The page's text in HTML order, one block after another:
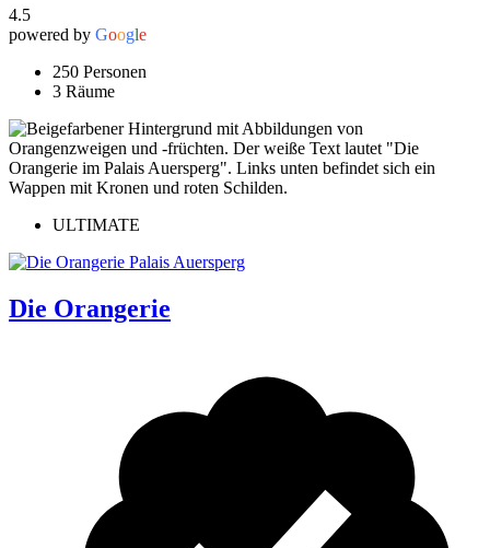
4.5
powered by Google
250 Personen
3 Räume
ULTIMATE
Die Orangerie